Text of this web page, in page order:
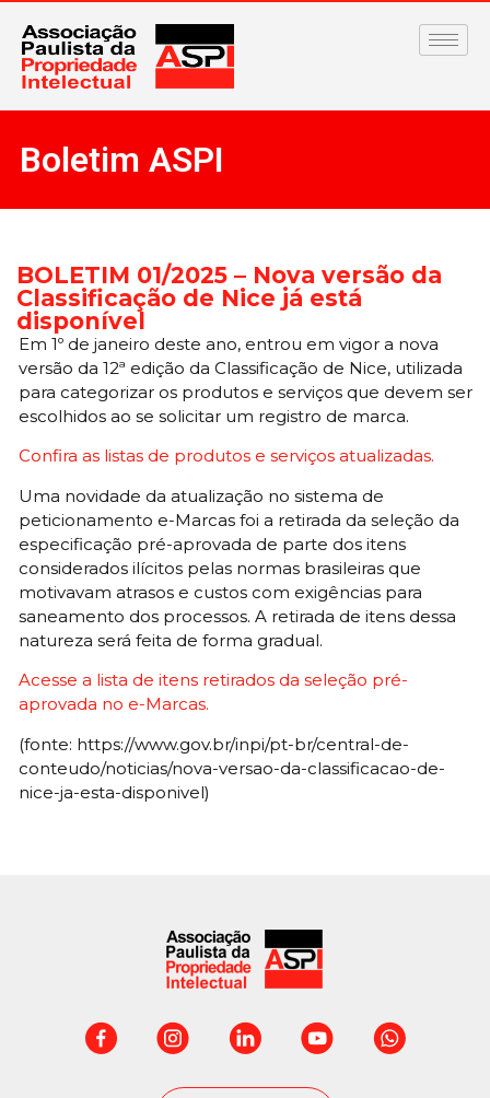
Boletim ASPI
BOLETIM 01/2025 – Nova versão da
Classificação de Nice já está
disponível
Em 1º de janeiro deste ano, entrou em vigor a nova
versão da 12ª edição da Classificação de Nice, utilizada
para categorizar os produtos e serviços que devem ser
escolhidos ao se solicitar um registro de marca.
Confira as listas de produtos e serviços atualizadas.
Uma novidade da atualização no sistema de
peticionamento e-Marcas foi a retirada da seleção da
especificação pré-aprovada de parte dos itens
considerados ilícitos pelas normas brasileiras que
motivavam atrasos e custos com exigências para
saneamento dos processos. A retirada de itens dessa
natureza será feita de forma gradual.
Acesse a lista de itens retirados da seleção pré-
aprovada no e-Marcas.
(fonte: https://www.gov.br/inpi/pt-br/central-de-
conteudo/noticias/nova-versao-da-classificacao-de-
nice-ja-esta-disponivel)